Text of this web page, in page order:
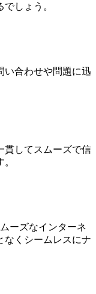
しょう。
い合わせや問題に迅
貫してスムーズで信
ーズなインターネ
なくシームレスにナ